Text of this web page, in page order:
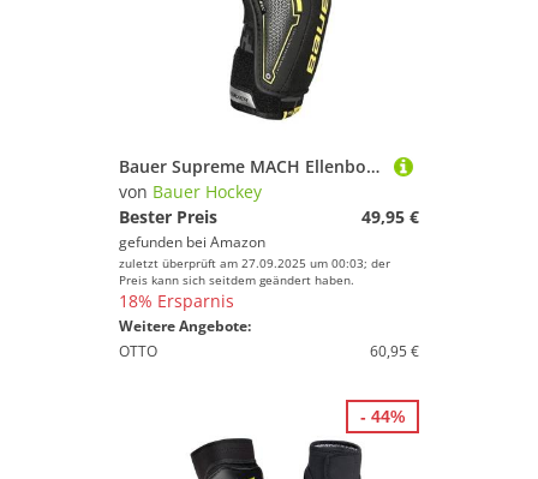
Bauer Supreme MACH Ellenbogenschoner Bambini, Größe:S
von Bauer Hockey
Bester Preis
49,95 €
gefunden bei Amazon
zuletzt überprüft am 27.09.2025 um 00:03; der
Preis kann sich seitdem geändert haben.
18% Ersparnis
Weitere Angebote:
OTTO
60,95 €
- 44%